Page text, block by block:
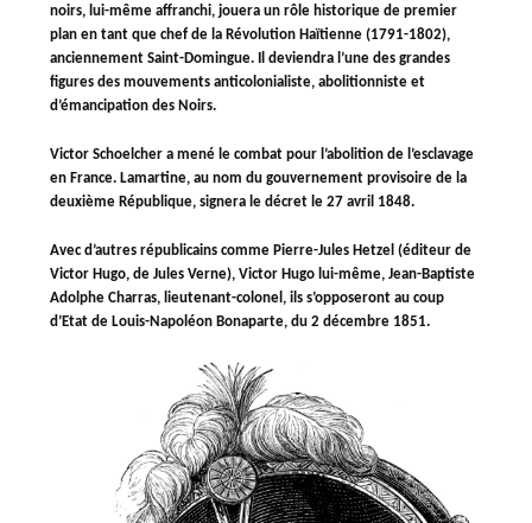
noirs, lui-même affranchi, jouera un rôle historique de premier
plan en tant que chef de la Révolution Haïtienne (1791-1802),
anciennement Saint-Domingue. Il deviendra l’une des grandes
figures des mouvements anticolonialiste, abolitionniste et
d’émancipation des Noirs.
Victor Schoelcher a mené le combat pour l’abolition de l’esclavage
en France. Lamartine, au nom du gouvernement provisoire de la
deuxième République, signera le décret le 27 avril 1848.
Avec d’autres républicains comme Pierre-Jules Hetzel (éditeur de
Victor Hugo, de Jules Verne), Victor Hugo lui-même, Jean-Baptiste
Adolphe Charras, lieutenant-colonel, ils s’opposeront au coup
d’Etat de Louis-Napoléon Bonaparte, du 2 décembre 1851.